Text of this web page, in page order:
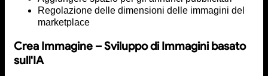
Regolazione delle dimensioni delle immagini del
marketplace
Crea Immagine – Sviluppo di Immagini basato
sull'IA